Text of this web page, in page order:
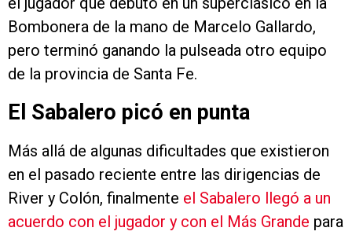
Bombonera de la mano de Marcelo Gallardo,
pero terminó ganando la pulseada otro equipo
de la provincia de Santa Fe.
El Sabalero picó en punta
Más allá de algunas dificultades que existieron
en el pasado reciente entre las dirigencias de
River y Colón, finalmente el Sabalero llegó a un
acuerdo con el jugador y con el Más Grande para